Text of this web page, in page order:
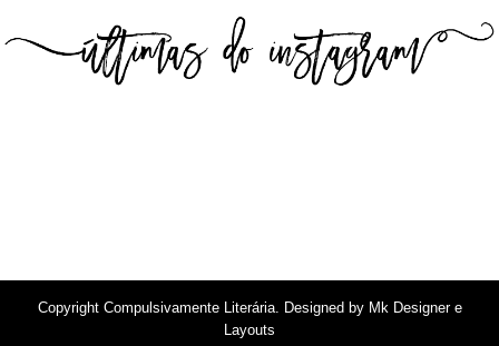
Copyright Compulsivamente Literária. Designed by Mk Designer e
Layouts